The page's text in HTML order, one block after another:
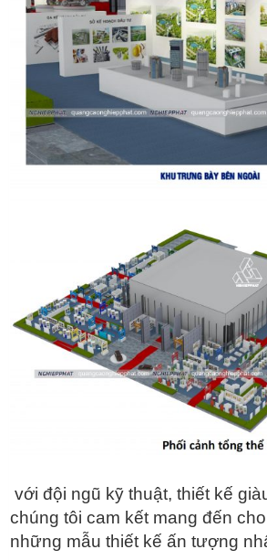
với đội ngũ kỹ thuật, thiết kế
chúng tôi cam kết mang đến
những mẫu thiết kế ấn tượng